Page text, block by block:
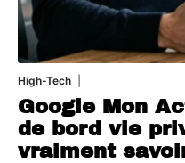
High-Tech
Google Mon
de bord vie
vraiment